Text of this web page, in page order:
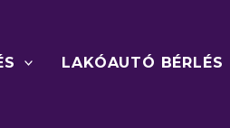
LAKÓAUTÓ BÉRLÉS